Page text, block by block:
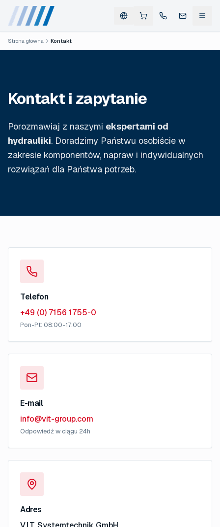
Strona główna Kontakt
Kontakt i zapytanie
Porozmawiaj z naszymi ekspertami od
hydrauliki. Doradzimy Państwu osobiście w
zakresie komponentów, napraw i indywidualnych
rozwiązań dla Państwa potrzeb.
Telefon
+49 (0) 7156 1755-0
Pon-Pt: 08:00-17:00
E-mail
info@vit-group.com
Odpowiedź w ciągu 24h
Adres